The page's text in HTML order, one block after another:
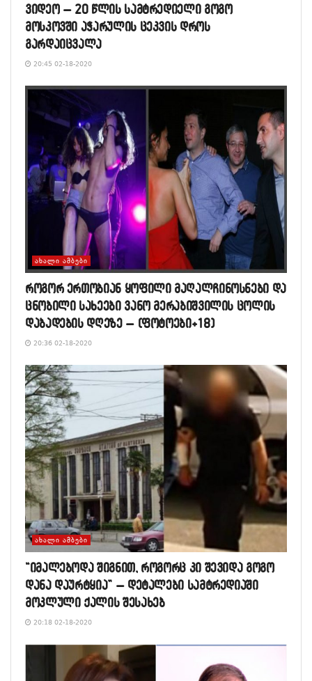
ვიდეო – 20 წლის სამტრედიელი გოგო
მოსკოვში აჭარულის ცეკვის დროს
გარდაიცვალა
20:45 02-18-2020
ᲐᲮᲐᲚᲘ ᲐᲛᲑᲔᲑᲘ
როგორ ერთობიან ყოფილი მაღალჩინოსნები და
ცნობილი სახეები ვანო მერაბიშვილის ცოლის
დაბადების დღეზე – (ფოტოები+18)
20:36 02-18-2020
ᲐᲮᲐᲚᲘ ᲐᲛᲑᲔᲑᲘ
“იმალებოდა შიგნით, როგორც კი შევიდა გოგო
დანა დაურტყია” – დეტალები სამტრედიაში
მოკლული ქალის შესახებ
20:18 02-18-2020